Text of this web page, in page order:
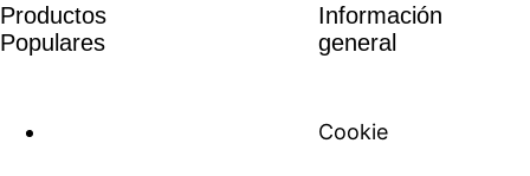
Productos
Populares
Información
general
Cookie